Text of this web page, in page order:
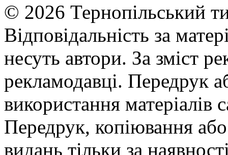
© 2026 Тернопільський
Відповідальність за
несуть автори. За зміст
рекламодавці. Передрук
використання матеріалів
Передрук, копіювання
видань тільки за